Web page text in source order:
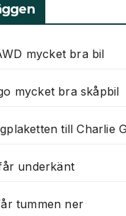
mycket bra bil
mycket bra skåpbil
till Charlie
underkänt
tummen ner